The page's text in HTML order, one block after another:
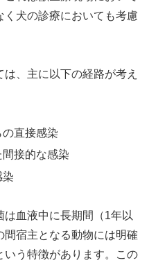
犬の診療においても考慮
、主に以下の経路が考え
直接感染
接的な感染
染
血液中に長期間（1年以
宿主となる動物には明確
いう特徴があります。この